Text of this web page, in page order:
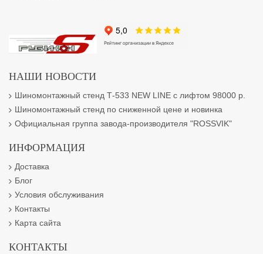
НАШИ НОВОСТИ
Шиномонтажный стенд Т-533 NEW LINE с лифтом 98000 р.
Шиномонтажный стенд по сниженной цене и новинка
Официальная группа завода-производителя "ROSSVIK"
ИНФОРМАЦИЯ
Доставка
Блог
Условия обслуживания
Контакты
Карта сайта
КОНТАКТЫ